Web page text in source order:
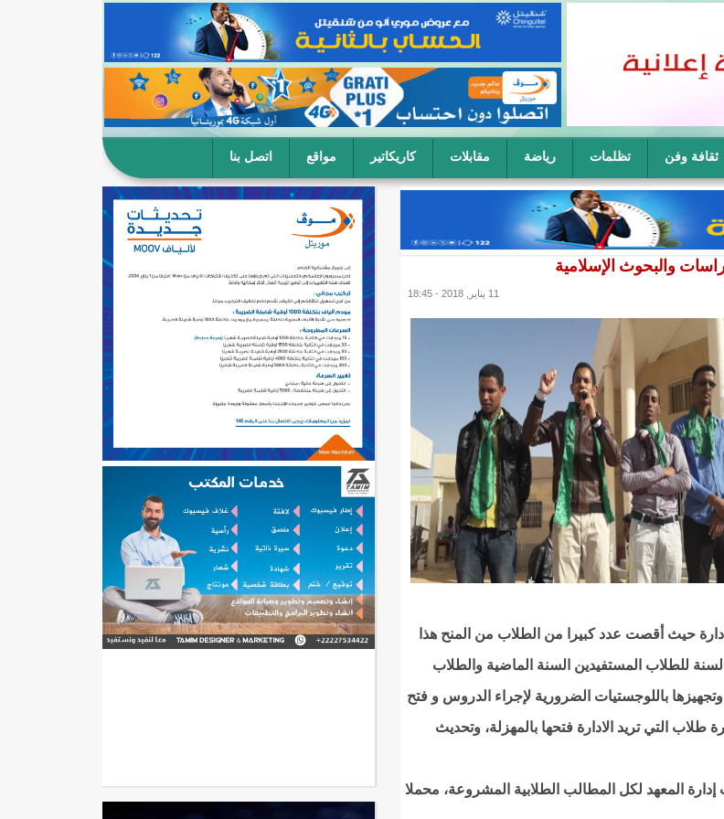
ثقافة وفن تظلمات رياضة مقابلات كاريكاتير مواقع اتصل بنا
والبحوث الإسلامية
11 يناير, 2018 - 18:45
حيث أقصت عدد كبيرا من الطلاب من المنح هذا
للطلاب المستفيدين السنة الماضية والطلاب
باللوجستيات الضرورية لإجراء الدروس و فتح
التي تريد الادارة فتحها بالمهزلة، وتحديث
المعهد لكل المطالب الطلابية المشروعة، محملا